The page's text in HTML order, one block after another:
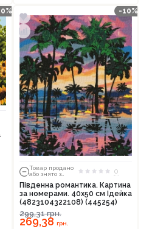
-10%
Товар продано
або знято з
0
Південна романтика. Картина
за номерами. 40х50 см Ідейка
(4823104322108) (445254)
299,31грн.
269,38 грн.